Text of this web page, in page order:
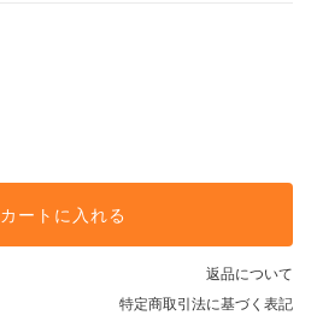
カートに入れる
返品について
特定商取引法に基づく表記